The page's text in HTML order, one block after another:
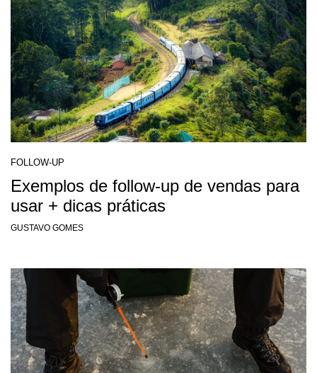
FOLLOW-UP
Exemplos de follow-up de vendas para
usar + dicas práticas
GUSTAVO GOMES